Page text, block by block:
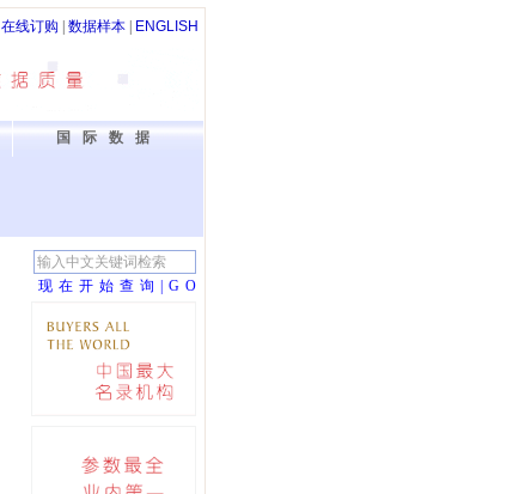
在线订购 数据样本 ENGLISH
国际数据
现在开始查询|G O